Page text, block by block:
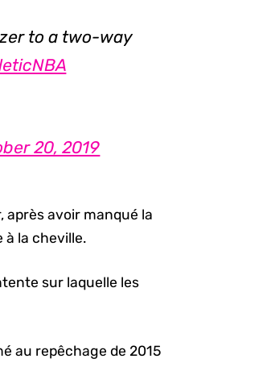
to a two-way
20, 2019
après avoir manqué la
à la cheville.
sur laquelle les
au repêchage de 2015